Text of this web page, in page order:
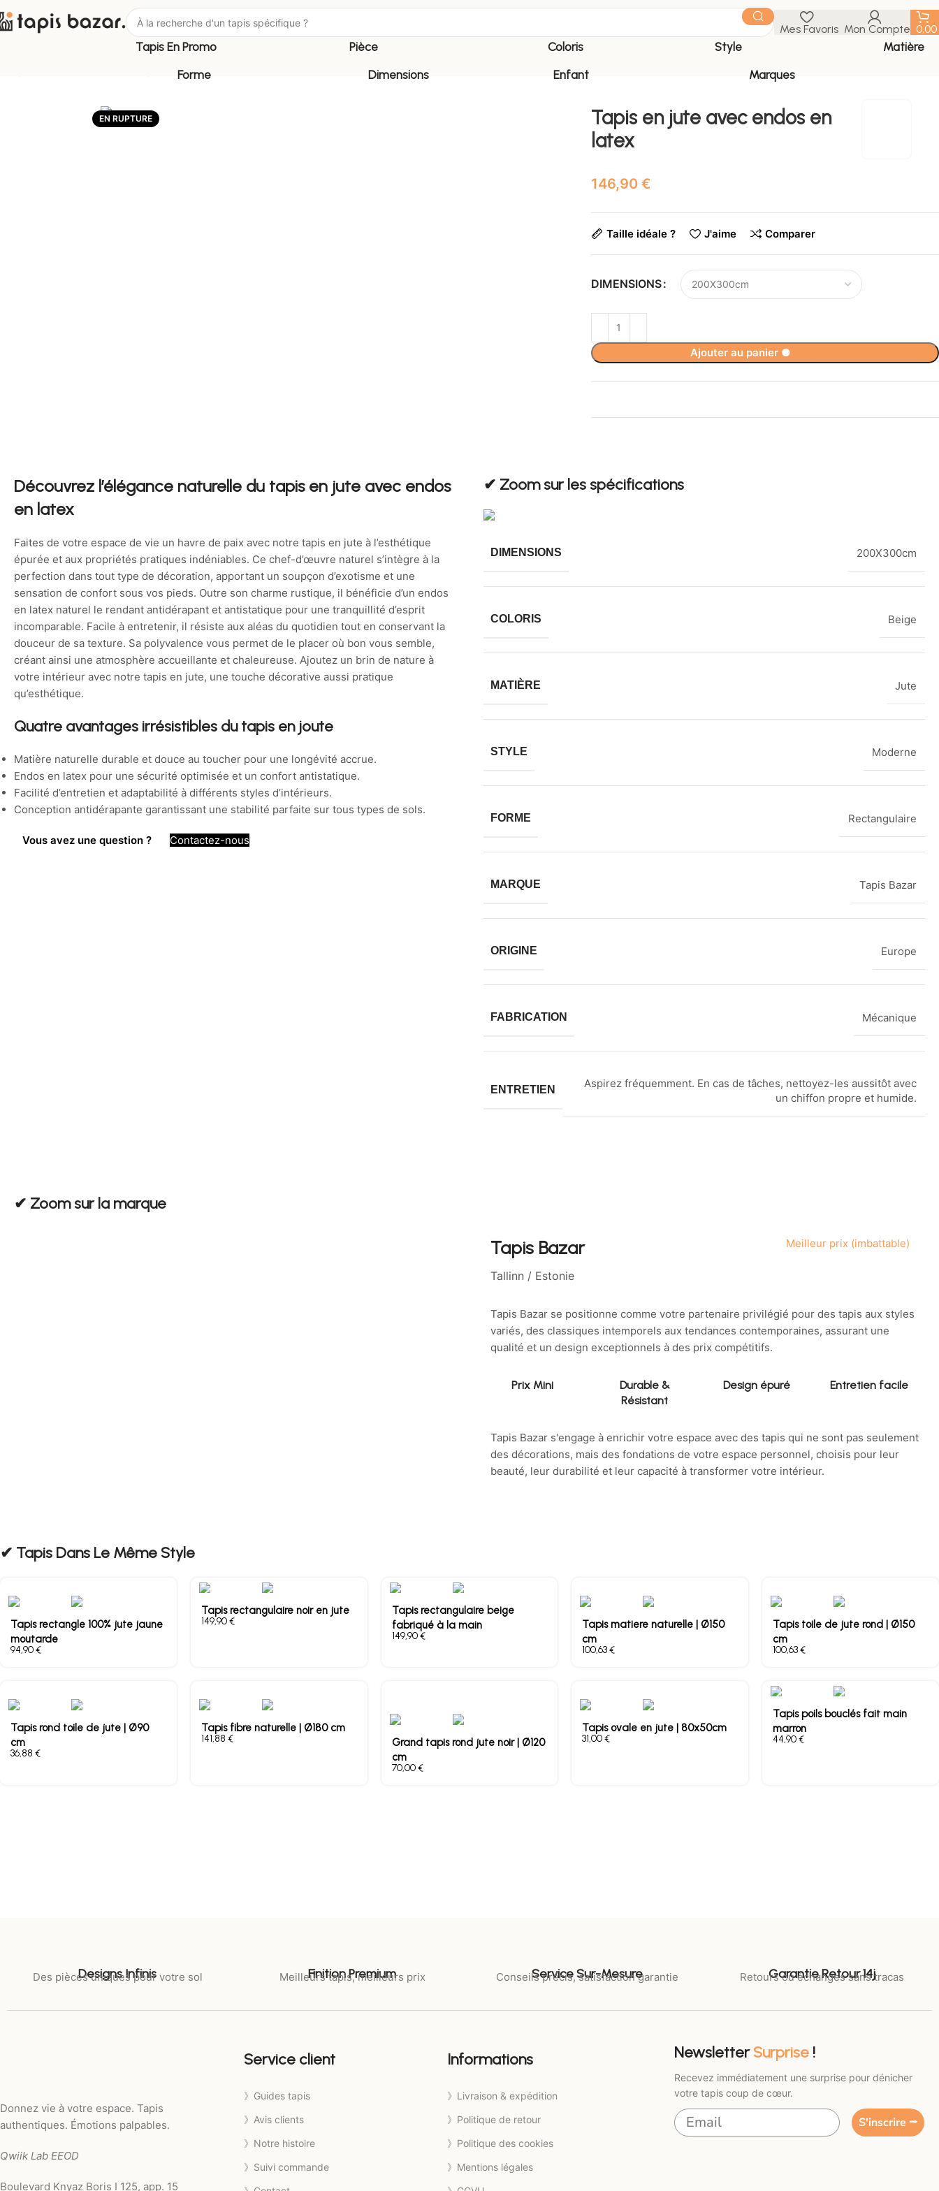
Mes Favoris Mon Compte 0,00
Tapis En Promo Pièce Coloris Style
Matière
Forme
Dimensions Enfant Marques
Tapis Jute
EN RUPTURE
Tapis en jute avec endos en
latex
€
Taille idéale ? J'aime Comparer
DIMENSIONS
Ajouter au panier ●
Découvrez l’élégance naturelle du tapis en jute avec endos
en latex
Faites de votre espace de vie un havre de paix avec notre tapis en jute à l’esthétique
épurée et aux propriétés pratiques indéniables. Ce chef-d’œuvre naturel s’intègre à la
perfection dans tout type de décoration, apportant un soupçon d’exotisme et une
sensation de confort sous vos pieds. Outre son charme rustique, il bénéficie d’un endos
en latex naturel le rendant antidérapant et antistatique pour une tranquillité d’esprit
incomparable. Facile à entretenir, il résiste aux aléas du quotidien tout en conservant la
douceur de sa texture. Sa polyvalence vous permet de le placer où bon vous semble,
créant ainsi une atmosphère accueillante et chaleureuse. Ajoutez un brin de nature à
votre intérieur avec notre tapis en jute, une touche décorative aussi pratique
qu’esthétique.
Quatre avantages irrésistibles du tapis en joute
Matière naturelle durable et douce au toucher pour une longévité accrue.
Endos en latex pour une sécurité optimisée et un confort antistatique.
Facilité d’entretien et adaptabilité à différents styles d’intérieurs.
Conception antidérapante garantissant une stabilité parfaite sur tous types de sols.
Vous avez une question ? Contactez-nous
✔︎ Zoom sur les spécifications
DIMENSIONS 200X300cm
COLORIS Beige
MATIÈRE Jute
STYLE Moderne
FORME Rectangulaire
MARQUE Tapis Bazar
ORIGINE Europe
FABRICATION Mécanique
ENTRETIEN
Aspirez fréquemment. En cas de tâches, nettoyez-les aussitôt avec
un chiffon propre et humide.
✔︎ Zoom sur la marque
Tapis Bazar
Tallinn / Estonie
Meilleur prix (imbattable)
Tapis Bazar se positionne comme votre partenaire privilégié pour des tapis aux styles
variés, des classiques intemporels aux tendances contemporaines, assurant une
qualité et un design exceptionnels à des prix compétitifs.
Prix Mini
Durable &
Résistant
Design épuré Entretien facile
Tapis Bazar s'engage à enrichir votre espace avec des tapis qui ne sont pas seulement
des décorations, mais des fondations de votre espace personnel, choisis pour leur
beauté, leur durabilité et leur capacité à transformer votre intérieur.
✔︎ Tapis Dans Le Même Style
Tapis rectangle 100% jute jaune
moutarde
€
Tapis rectangulaire noir en jute
€
Tapis rectangulaire beige
fabriqué à la main
€
Tapis matiere naturelle | Ø150
cm
€
Tapis toile de jute rond | Ø150
cm
€
Tapis rond toile de jute | Ø90
cm
€
Tapis fibre naturelle | Ø180 cm
€
Grand tapis rond jute noir | Ø120
cm
€
Tapis ovale en jute | 80x50cm
€
Tapis poils bouclés fait main
marron
€
Designs Infinis
Des pièces uniques pour votre sol Finition Premium
Meilleurs tapis, meilleurs prix Service Sur-Mesure
Conseils précis, satisfaction garantie Garantie Retour 14j
Retours ou échanges sans tracas
Donnez vie à votre espace. Tapis
authentiques. Émotions palpables.
Qwiik Lab EEOD
Boulevard Knyaz Boris I 125, app. 15
Service client
》Guides tapis
》Avis clients
》Notre histoire
》Suivi commande
Informations
》Livraison & expédition
》Politique de retour
》Politique des cookies
》Mentions légales
NewsletterSurprise !
Recevez immédiatement une surprise pour dénicher
votre tapis coup de cœur.
S'inscrire ⭢